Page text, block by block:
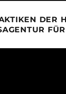
DER